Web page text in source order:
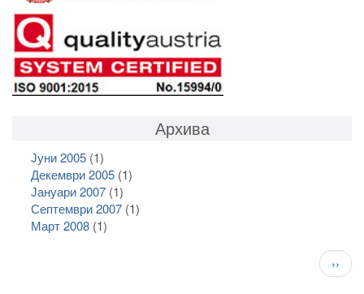
Архива
Јуни 2005(1)
Декември 2005(1)
Јануари 2007(1)
Септември 2007(1)
Март 2008(1)
››